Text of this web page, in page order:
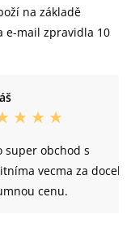
na základě
e-mail zpravidla 10
super obchod s
vecma za docela
cenu.